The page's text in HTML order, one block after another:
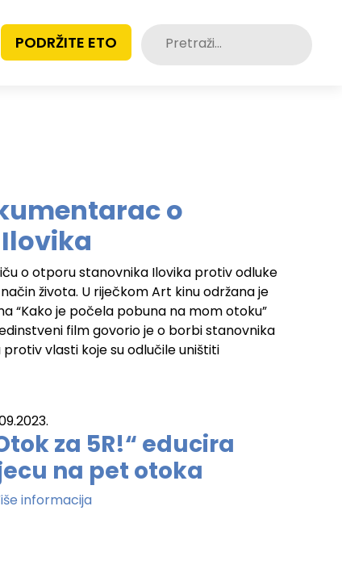
PODRŽITE ETO Pretraži:
o
o otporu stanovnika Ilovika protiv odluke
života. U riječkom Art kinu održana je
“Kako je počela pobuna na mom otoku”
film govorio je o borbi stanovnika
vlasti koje su odlučile uništiti
za 5R!“ educira
na pet otoka
informacija